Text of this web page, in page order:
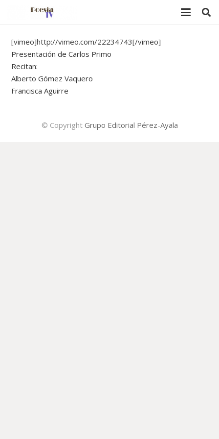
[vimeo]http://vimeo.com/22234743[/vimeo]
Presentación de Carlos Primo
Recitan:
Alberto Gómez Vaquero
Francisca Aguirre
© Copyright Grupo Editorial Pérez-Ayala